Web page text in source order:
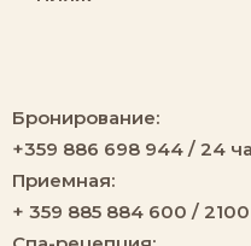
Бронирование:
+359 886 698 944 / 24
Приемная:
+ 359 885 884 600 /